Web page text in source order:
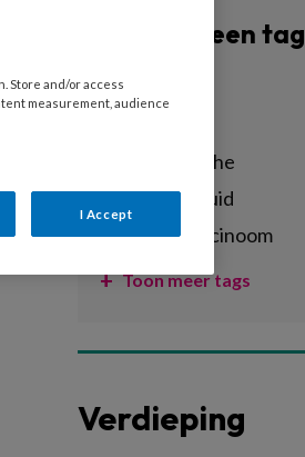
Filter op een tag
Alle tags
atrofie blanche
atrofische huid
basaalcelcarcinoom
Toon meer tags
Verdieping
Store and/or access
measurement, audience
I Accept